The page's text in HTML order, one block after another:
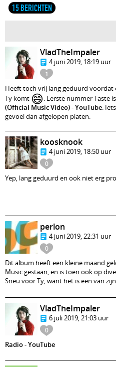
15 BERICHTEN
1
VladTheImpaler
4 juni 2019, 18:19 uur
Heeft toch vrij lang geduurd voordat
Ty komt 😄. Eerste nummer Taste
(Official Music Video) - YouTube.
gevoel dan afgelopen platen.
0
koosknook
4 juni 2019, 18:50 uur
Yep, lang geduurd en ook niet erg
0
perlon
4 juni 2019, 22:31 uur
Dit album heeft een kleine maand
Music gestaan, en is toen ook op
Sneu voor Ty, want het is een van
0
VladTheImpaler
6 juli 2019, 21:03 uur
Radio - YouTube